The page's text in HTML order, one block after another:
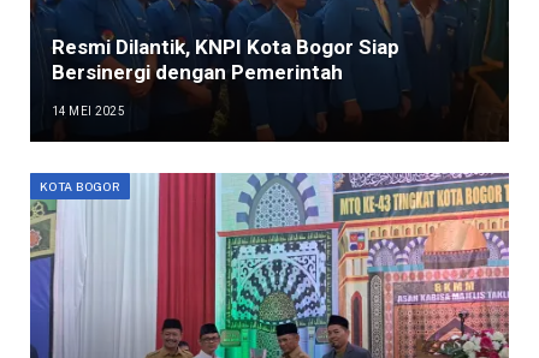
Resmi Dilantik, KNPI Kota Bogor Siap
Bersinergi dengan Pemerintah
14 MEI 2025
KOTA BOGOR